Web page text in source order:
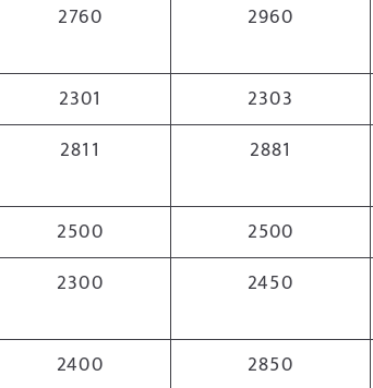
2760 2960
2301 2303
2811 2881
2500 2500
2300 2450
2400 2850